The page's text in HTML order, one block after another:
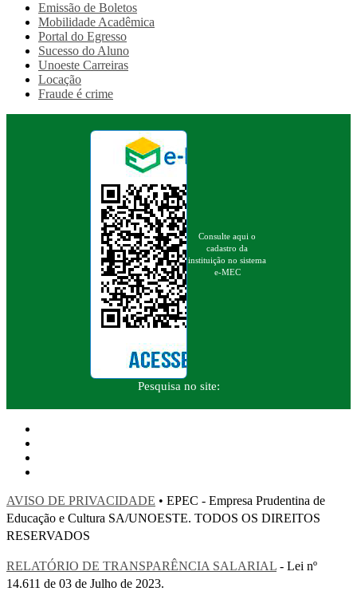
Emissão de Boletos
Mobilidade Acadêmica
Portal do Egresso
Sucesso do Aluno
Unoeste Carreiras
Locação
Fraude é crime
Consulte aqui o
cadastro da
instituição no sistema
e-MEC
Pesquisa no site:
AVISO DE PRIVACIDADE • EPEC - Empresa Prudentina de
Educação e Cultura SA/UNOESTE. TODOS OS DIREITOS
RESERVADOS
RELATÓRIO DE TRANSPARÊNCIA SALARIAL - Lei nº
14.611 de 03 de Julho de 2023.